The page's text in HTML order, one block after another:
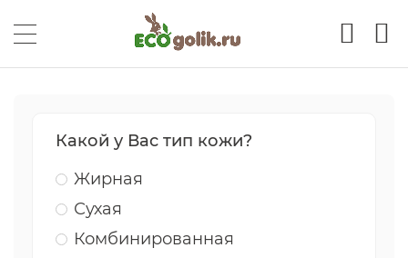
Какой у Вас тип кожи?
Жирная
Сухая
Комбинированная